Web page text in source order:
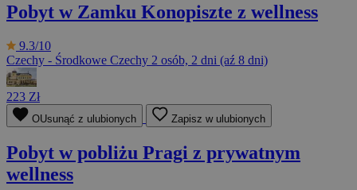
Pobyt w Zamku Konopiszte z wellness
9.3/10
Czechy - Środkowe Czechy 2 osób, 2 dni (aź 8 dni)
223 Zł
OUsunąć z ulubionych Zapisz w ulubionych
Pobyt w pobliżu Pragi z prywatnym
wellness